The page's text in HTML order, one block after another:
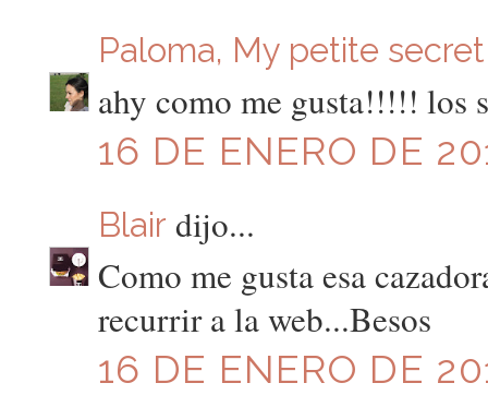
Paloma, My petite secret
ahy como me gusta!!!!! los
16 DE ENERO DE
Blair dijo...
Como me gusta esa
recurrir a la web...Besos
16 DE ENERO DE